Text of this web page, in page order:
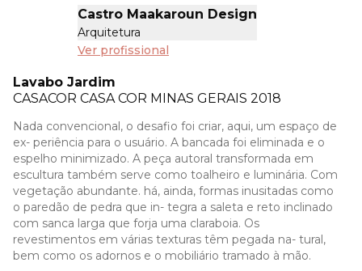
Castro Maakaroun Design
Arquitetura
Ver profissional
Lavabo Jardim
CASACOR CASA COR MINAS GERAIS 2018
Nada convencional, o desafio foi criar, aqui, um espaço de
ex- periência para o usuário. A bancada foi eliminada e o
espelho minimizado. A peça autoral transformada em
escultura também serve como toalheiro e luminária. Com
vegetação abundante. há, ainda, formas inusitadas como
o paredão de pedra que in- tegra a saleta e reto inclinado
com sanca larga que forja uma claraboia. Os
revestimentos em várias texturas têm pegada na- tural,
bem como os adornos e o mobiliário tramado à mão.